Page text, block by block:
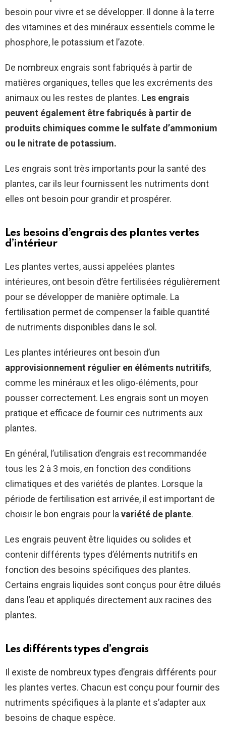
besoin pour vivre et se développer. Il donne à la terre
des vitamines et des minéraux essentiels comme le
phosphore, le potassium et l’azote.
De nombreux engrais sont fabriqués à partir de
matières organiques, telles que les excréments des
animaux ou les restes de plantes. Les engrais
peuvent également être fabriqués à partir de
produits chimiques comme le sulfate d’ammonium
ou le nitrate de potassium.
Les engrais sont très importants pour la santé des
plantes, car ils leur fournissent les nutriments dont
elles ont besoin pour grandir et prospérer.
Les besoins d’engrais des plantes vertes
d’intérieur
Les plantes vertes, aussi appelées plantes
intérieures, ont besoin d’être fertilisées régulièrement
pour se développer de manière optimale. La
fertilisation permet de compenser la faible quantité
de nutriments disponibles dans le sol.
Les plantes intérieures ont besoin d’un
approvisionnement régulier en éléments nutritifs,
comme les minéraux et les oligo-éléments, pour
pousser correctement. Les engrais sont un moyen
pratique et efficace de fournir ces nutriments aux
plantes.
En général, l’utilisation d’engrais est recommandée
tous les 2 à 3 mois, en fonction des conditions
climatiques et des variétés de plantes. Lorsque la
période de fertilisation est arrivée, il est important de
choisir le bon engrais pour lavariété de plante.
Les engrais peuvent être liquides ou solides et
contenir différents types d’éléments nutritifs en
fonction des besoins spécifiques des plantes.
Certains engrais liquides sont conçus pour être dilués
dans l’eau et appliqués directement aux racines des
plantes.
Les différents types d’engrais
Il existe de nombreux types d’engrais différents pour
les plantes vertes. Chacun est conçu pour fournir des
nutriments spécifiques à la plante et s’adapter aux
besoins de chaque espèce.